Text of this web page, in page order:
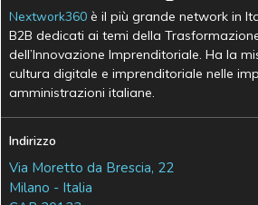
Nextwork360 è il più grande network in
B2B dedicati ai temi della
dell’Innovazione Imprenditoriale. Ha la
cultura digitale e imprenditoriale nelle
amministrazioni italiane.
Indirizzo
Via Moretto da Brescia, 22
Milano - Italia